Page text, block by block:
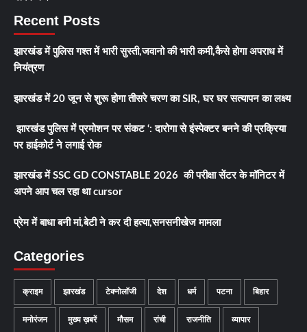
Recent Posts
झारखंड में पुलिस गश्त में भारी सुस्ती,जवानो की भारी कमी,कैसे होगा अपराध में
नियंत्रण
झारखंड में 20 जून से शुरू होगा तीसरे चरण का SIR, घर घर सत्यापन का लक्ष्य
झारखंड पुलिस में प्रमोशन पर संकट ‘: दारोगा से इंस्पेक्टर बनने की प्रक्रिया
पर हाईकोर्ट ने लगाई रोक
झारखंड में SSC GD CONSTABLE 2026 की परीक्षा सेंटर के मॉनिटर में
अपने आप चल रहा था cursor
प्रेम में बाधा बनी मां,बेटी ने कर दी हत्या,सनसनीखेज मामला
Categories
क्राइम झारखंड टेक्नोलॉजी देश धर्म पटना बिहार
मनोरंजन मुख्य ख़बरें मौसम रांची राजनीति व्यापार